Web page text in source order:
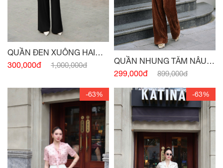
QUẦN ĐEN XUÔNG HAI
TÚI TRƯỚC
300,000đ 1,000,000đ
QUẦN NHUNG TĂM NÂU
BÒ 2 TÚI
299,000đ 899,000đ
-63% -63%